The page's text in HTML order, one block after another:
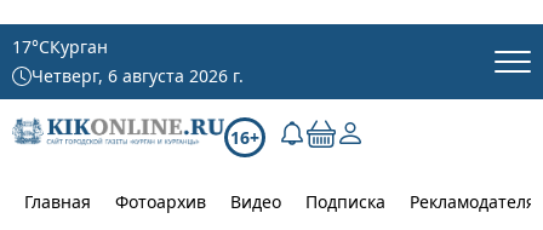
17°CКурган
Четверг, 6 августа 2026 г.
16+
Главная Фотоархив Видео Подписка